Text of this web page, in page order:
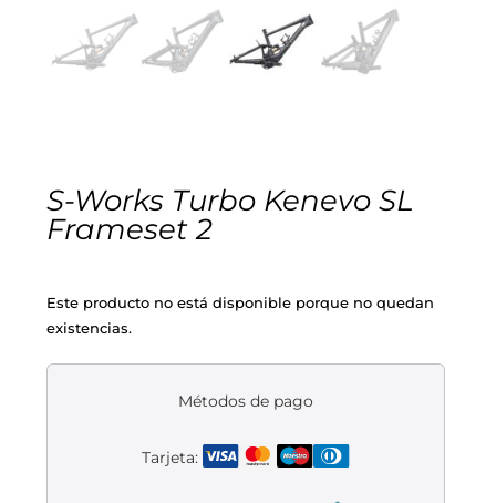
Eléctricas
Montajes a la Carta
Segunda mano
Pedales
Ruedas
Sillines
Suspensión
Manillares
Gafas
Puños y cintas
Luces
Bombas
Portabidones
Equipaciones gr-100
Ropa
Guantes
Calcetines
Varios
REBAJAS
S-Works Turbo Kenevo SL
Frameset 2
Este producto no está disponible porque no quedan
existencias.
Métodos de pago
Tarjeta: